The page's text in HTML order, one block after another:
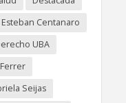
Esteban Centanaro
UBA
Seijas